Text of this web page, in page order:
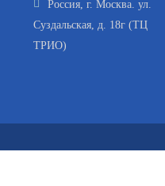
Россия, г. Москва. ул.
Суздальская, д. 18г (ТЦ
ТРИО)